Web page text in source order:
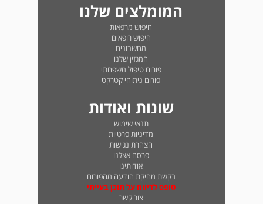
המומלצים שלנו
חיפוש מרפאות
חיפוש רופאים
מחשבונים
המגזין שלנו
פורום טיפול משפחתי
פורום ניתוחי קטרקט
שונות ואודות
תנאי שימוש
מדיניות פרטיות
הצהרת נגישות
פרסם אצלנו
אודותינו
בקשת מחיקת הודעה מהפורום
טופס לדיווח על תוכן בעייתי
צור קשר